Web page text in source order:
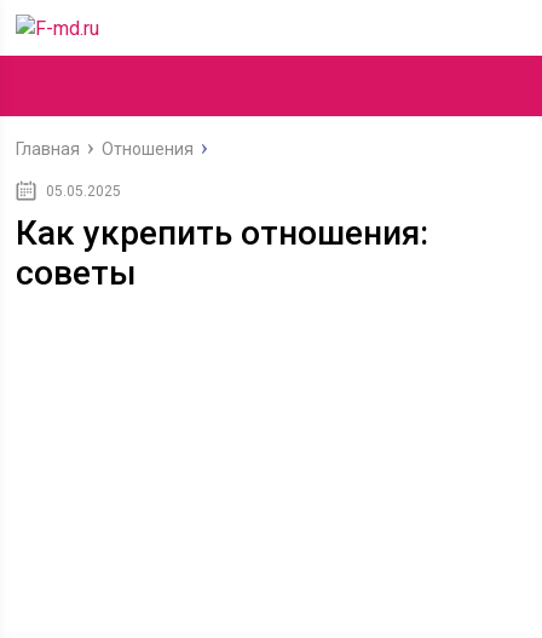
Главная Отношения
05.05.2025
Как укрепить отношения:
советы